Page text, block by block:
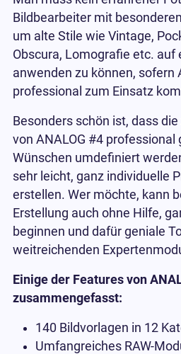
Bildbearbeiter mit
um alte Stile wie Vintage,
Obscura, Lomografie etc. auf
anwenden zu können, sofern
professional zum Einsatz
Besonders schön ist, dass
von ANALOG #4 professional
Wünschen umdefiniert
sehr leicht, ganz individuelle
erstellen. Wer möchte, kann
Erstellung auch ohne Hilfe,
beginnen und dafür geniale
weitreichenden
Einige der Features von
zusammengefasst:
140 Bildvorlagen in 12
Umfangreiches RAW-